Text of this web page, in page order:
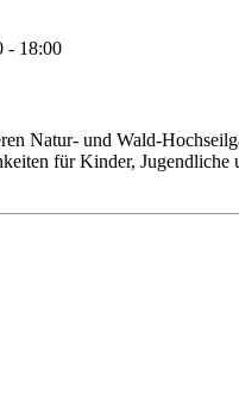
- 18:00
Natur- und Wald-
für Kinder,